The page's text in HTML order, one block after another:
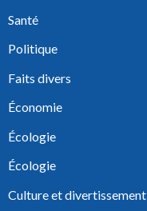
Santé
Politique
Faits divers
Économie
Écologie
Écologie
Culture et divertissement